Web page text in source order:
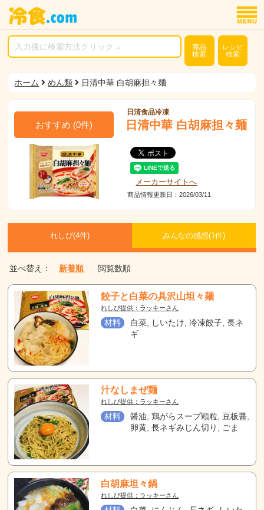
商品
検索
レシピ
検索
ホーム めん類 日清中華 白胡麻担々麺
おすすめ (0件)
日清食品冷凍
日清中華 白胡麻担々麺
メーカーサイトへ
商品情報更新日：2026/03/11
れしぴ(4件) みんなの感想(1件)
並べ替え： 新着順 閲覧数順
餃子と白菜の具沢山坦々麺
れしぴ提供：ラッキーさん
材料
白菜, しいたけ, 冷凍餃子, 長ネ
ギ
汁なしまぜ麺
れしぴ提供：ラッキーさん
材料
醤油, 鶏がらスープ顆粒, 豆板醤,
卵黄, 長ネギみじん切り, ごま
白胡麻坦々鍋
れしぴ提供：ラッキーさん